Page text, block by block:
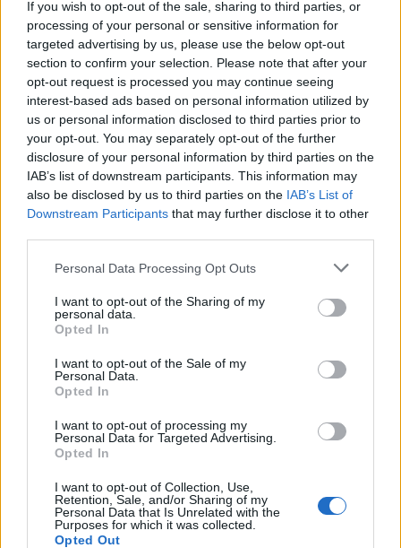
If you wish to opt-out of the sale, sharing to third parties, or
processing of your personal or sensitive information for
targeted advertising by us, please use the below opt-out
section to confirm your selection. Please note that after your
opt-out request is processed you may continue seeing
interest-based ads based on personal information utilized by
us or personal information disclosed to third parties prior to
your opt-out. You may separately opt-out of the further
disclosure of your personal information by third parties on the
IAB’s list of downstream participants. This information may
also be disclosed by us to third parties on the IAB’s List of
Downstream Participants that may further disclose it to other
Personal Data Processing Opt Outs
I want to opt-out of the Sharing of my
personal data.
Opted In
I want to opt-out of the Sale of my
Personal Data.
Opted In
I want to opt-out of processing my
Personal Data for Targeted Advertising.
Opted In
I want to opt-out of Collection, Use,
Retention, Sale, and/or Sharing of my
Personal Data that Is Unrelated with the
Purposes for which it was collected.
Opted Out
Shtuarmë29.08.2025 17:49
Tags:
akuzat